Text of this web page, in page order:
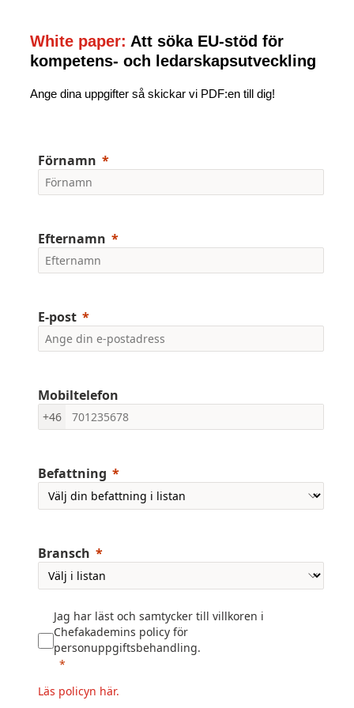
White paper: Att söka EU-stöd för
kompetens- och ledarskapsutveckling
Ange dina uppgifter så skickar vi PDF:en till dig!
Förnamn
Efternamn
E-post
Mobiltelefon
+46
Befattning
Bransch
Jag har läst och samtycker till villkoren i
Chefakademins policy för
personuppgiftsbehandling.
Läs policyn här.